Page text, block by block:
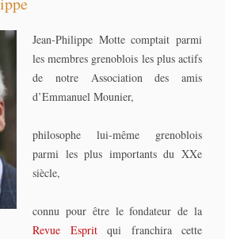
Jean-Philippe Motte comptait parmi
les membres grenoblois les plus actifs
de notre Association des amis
d’Emmanuel Mounier,
philosophe lui-même grenoblois
parmi les plus importants du XXe
siècle,
connu pour être le fondateur de la
Revue Espritqui franchira cette